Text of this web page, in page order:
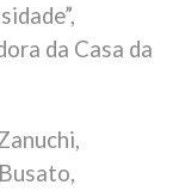
da Casa da